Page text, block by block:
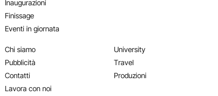
Inaugurazioni
Finissage
Eventi in giornata
Chi siamo
Pubblicità
Contatti
Lavora con noi
University
Travel
Produzioni